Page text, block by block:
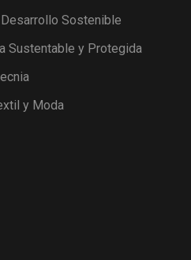
Sostenible
Sustentable y Protegida
y Moda